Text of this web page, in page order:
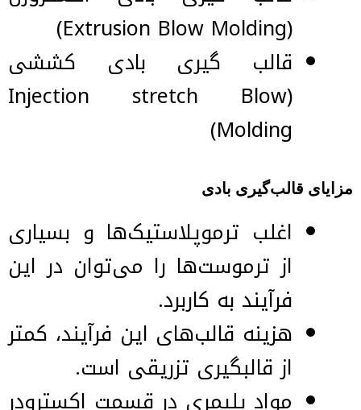
(Extrusion Blow Molding)
قالب گیری بادی کششی
(Injection stretch Blow
Molding)
مزایای قالب‌گیری بادی
اغلب ترموپلاستیک‌ها و بسیاری
از ترموست‌ها را می‌توان در این
فرآیند به کاربرد.
هزینه قالب‌های این فرآیند، کمتر
از قالبگیری تزریقی است.
مواد پلیمری در قسمت اکسترودر